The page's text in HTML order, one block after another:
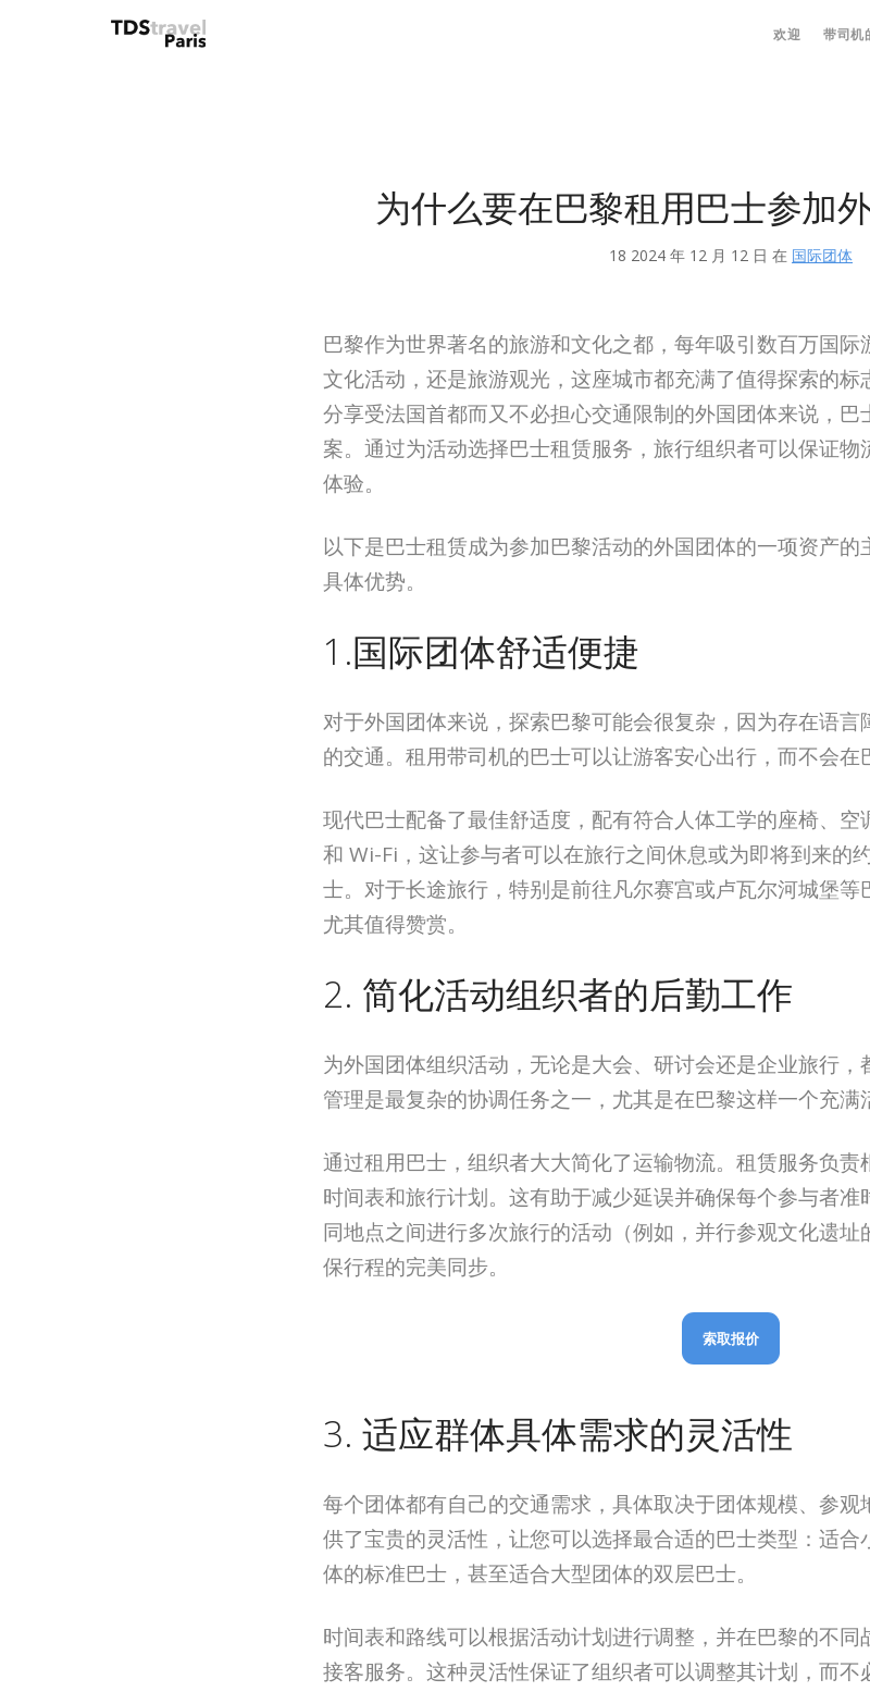
欢迎 带司机
为什么要在巴黎租用巴士参加
18 2024 年 12 月 12 日 在 国际团体
巴黎作为世界著名的旅游和文化之都，每年吸引数百万国际
文化活动，还是旅游观光，这座城市都充满了值得探索的
分享受法国首都而又不必担心交通限制的外国团体来说，
案。通过为活动选择巴士租赁服务，旅行组织者可以保证
体验。
以下是巴士租赁成为参加巴黎活动的外国团体的一项资产
具体优势。
1.国际团体舒适便捷
对于外国团体来说，探索巴黎可能会很复杂，因为存在语
的交通。租用带司机的巴士可以让游客安心出行，而不会在
现代巴士配备了最佳舒适度，配有符合人体工学的座椅、空
和 Wi-Fi，这让参与者可以在旅行之间休息或为即将到来的
士。对于长途旅行，特别是前往凡尔赛宫或卢瓦尔河城堡
尤其值得赞赏。
2. 简化活动组织者的后勤工作
为外国团体组织活动，无论是大会、研讨会还是企业旅行
管理是最复杂的协调任务之一，尤其是在巴黎这样一个充满
通过租用巴士，组织者大大简化了运输物流。租赁服务负
时间表和旅行计划。这有助于减少延误并确保每个参与者
同地点之间进行多次旅行的活动（例如，并行参观文化遗
保行程的完美同步。
索取报价
3. 适应群体具体需求的灵活性
每个团体都有自己的交通需求，具体取决于团体规模、参
供了宝贵的灵活性，让您可以选择最合适的巴士类型：适
体的标准巴士，甚至适合大型团体的双层巴士。
时间表和路线可以根据活动计划进行调整，并在巴黎的不
接客服务。这种灵活性保证了组织者可以调整其计划，而不